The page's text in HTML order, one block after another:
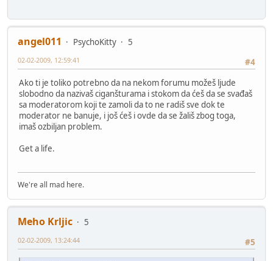
angel011 PsychoKitty
5
#4
02-02-2009, 12:59:41
Ako ti je toliko potrebno da na nekom forumu možeš ljude
slobodno da nazivaš ciganšturama i stokom da ćeš da se svađaš
sa moderatorom koji te zamoli da to ne radiš sve dok te
moderator ne banuje, i još ćeš i ovde da se žališ zbog toga,
imaš ozbiljan problem.
Get a life.
We're all mad here.
Meho Krljic
5
#5
02-02-2009, 13:24:44